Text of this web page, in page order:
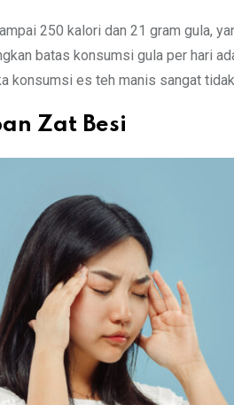
250 kalori dan 21 gram gula,
batas konsumsi gula per hari
konsumsi es teh manis sangat
Zat Besi